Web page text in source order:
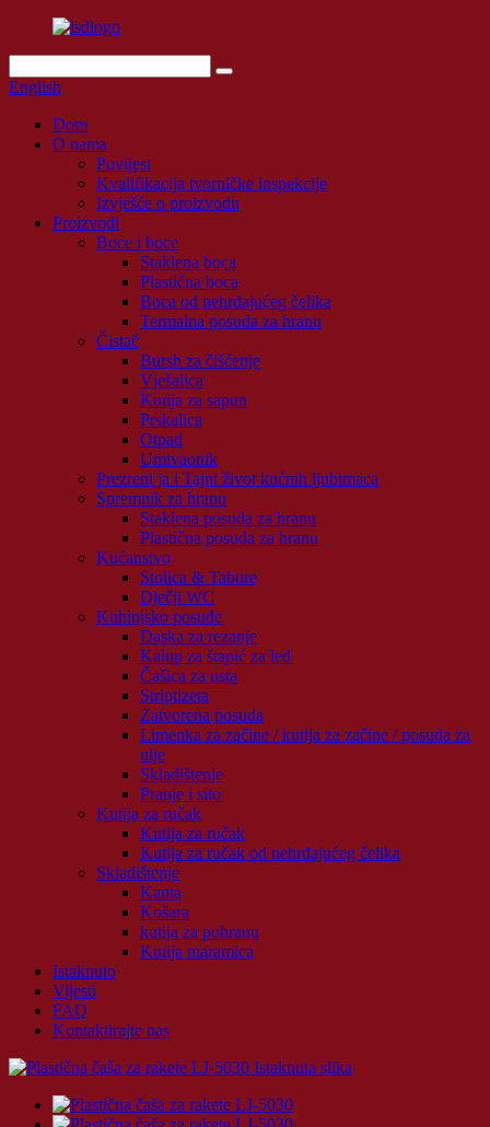
English
Dom
O nama
Povijest
Kvalifikacija tvorničke inspekcije
Izvješće o proizvodu
Proizvodi
Boce i boce
Staklena boca
Plastična boca
Boca od nehrđajućeg čelika
Termalna posuda za hranu
Čistač
Bursh za čišćenje
Vješalica
Kutija za sapun
Prskalica
Otpad
Umivaonik
Prezreni ja i Tajni život kućnih ljubimaca
Spremnik za hranu
Staklena posuda za hranu
Plastična posuda za hranu
Kućanstvo
Stolica & Tabure
Dječji WC
Kuhinjsko posuđe
Daska za rezanje
Kalup za štapić za led
Čašica za usta
Striptizeta
Zatvorena posuda
Limenka za začine / kutija za začine / posuda za
ulje
Skladištenje
Pranje i sito
Kutija za ručak
Kutija za ručak
Kutija za ručak od nehrđajućeg čelika
Skladištenje
Kanta
Košara
kutija za pohranu
Kutija maramica
Istaknuto
Vijesti
FAQ
Kontaktirajte nas